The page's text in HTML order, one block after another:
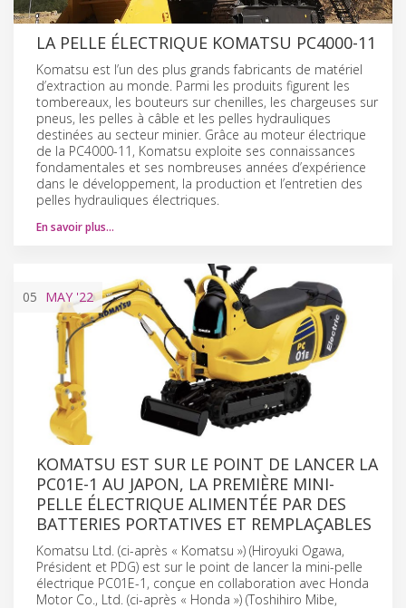
LA PELLE ÉLECTRIQUE KOMATSU PC4000-11
Komatsu est l’un des plus grands fabricants de matériel
d’extraction au monde. Parmi les produits figurent les
tombereaux, les bouteurs sur chenilles, les chargeuses sur
pneus, les pelles à câble et les pelles hydrauliques
destinées au secteur minier. Grâce au moteur électrique
de la PC4000-11, Komatsu exploite ses connaissances
fondamentales et ses nombreuses années d’expérience
dans le développement, la production et l’entretien des
pelles hydrauliques électriques.
En savoir plus…
05 MAY '22
KOMATSU EST SUR LE POINT DE LANCER LA
PC01E-1 AU JAPON, LA PREMIÈRE MINI-
PELLE ÉLECTRIQUE ALIMENTÉE PAR DES
BATTERIES PORTATIVES ET REMPLAÇABLES
Komatsu Ltd. (ci-après « Komatsu ») (Hiroyuki Ogawa,
Président et PDG) est sur le point de lancer la mini-pelle
électrique PC01E-1, conçue en collaboration avec Honda
Motor Co., Ltd. (ci-après « Honda ») (Toshihiro Mibe,